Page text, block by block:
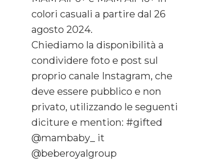
colori casuali a partire dal 26
agosto 2024.
Chiediamo la disponibilità a
condividere foto e post sul
proprio canale Instagram, che
deve essere pubblico e non
privato, utilizzando le seguenti
diciture e mention: #gifted
@mambaby_ it
@beberoyalgroup